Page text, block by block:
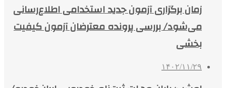
زمان برگزاری آزمون جدید استخدامی اطلاع‌رسانی
می‌شود/ بررسی پرونده معترضان آزمون کیفیت
بخشی
۱۴۰۲/۱۱/۲۹